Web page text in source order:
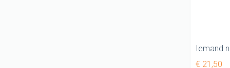
€ 21,50